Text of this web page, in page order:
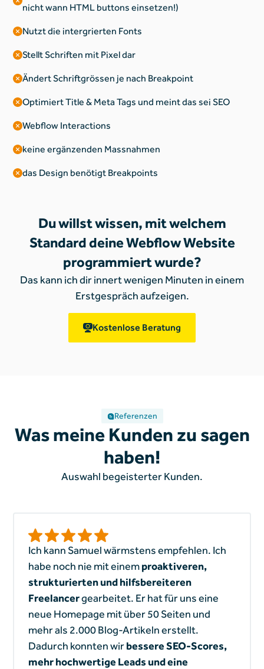
nicht wann HTML buttons einsetzen!)
Nutzt die intergrierten Fonts
Stellt Schriften mit Pixel dar
Ändert Schriftgrössen je nach Breakpoint
Optimiert Title & Meta Tags und meint das sei SEO
Webflow Interactions
keine ergänzenden Massnahmen
das Design benötigt Breakpoints
Du willst wissen, mit welchem
Standard deine Webflow Website
programmiert wurde?
Das kann ich dir innert wenigen Minuten in einem
Erstgespräch aufzeigen.
Kostenlose Beratung
Referenzen
Was meine Kunden zu sagen
haben!
Auswahl begeisterter Kunden.
Ich kann Samuel wärmstens empfehlen. Ich
habe noch nie mit einemproaktiveren,
strukturierten und hilfsbereiteren
Freelancergearbeitet. Er hat für uns eine
neue Homepage mit über 50 Seiten und
mehr als 2.000 Blog-Artikeln erstellt.
Dadurch konnten wirbessere SEO-Scores,
mehr hochwertige Leads und eine